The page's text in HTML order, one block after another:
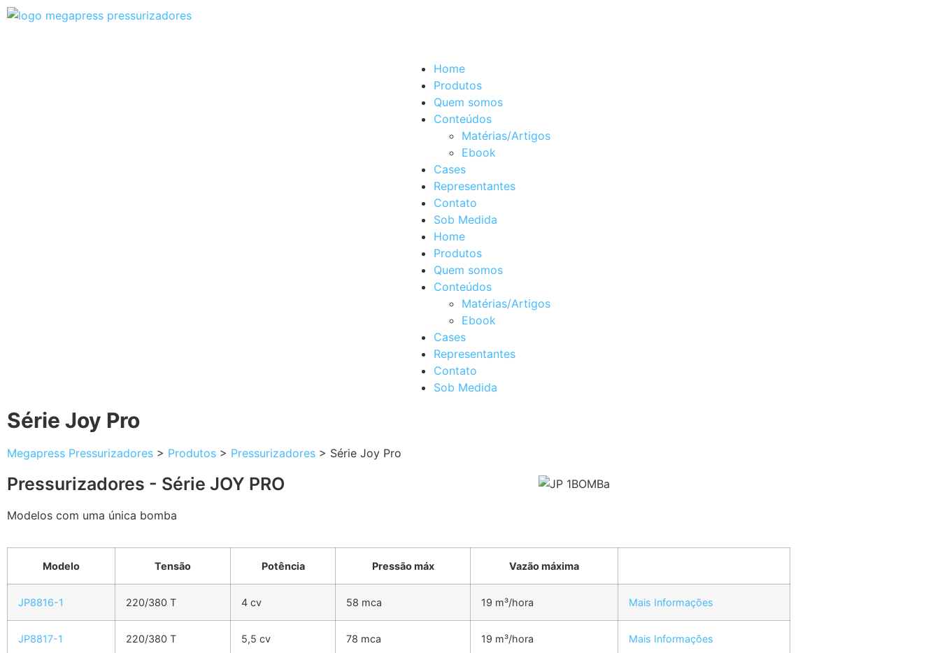
Home
Produtos
Quem somos
Conteúdos
Matérias/Artigos
Ebook
Cases
Representantes
Contato
Sob Medida
Home
Produtos
Quem somos
Conteúdos
Matérias/Artigos
Ebook
Cases
Representantes
Contato
Sob Medida
Série Joy Pro
Megapress Pressurizadores > Produtos > Pressurizadores > Série Joy Pro
Pressurizadores - Série JOY PRO
Modelos com uma única bomba
Modelo Tensão Potência Pressão máx Vazão máxima
JP8816-1 220/380 T 4 cv 58 mca 19 m³/hora Mais Informações
JP8817-1 220/380 T 5,5 cv 78 mca 19 m³/hora Mais Informações